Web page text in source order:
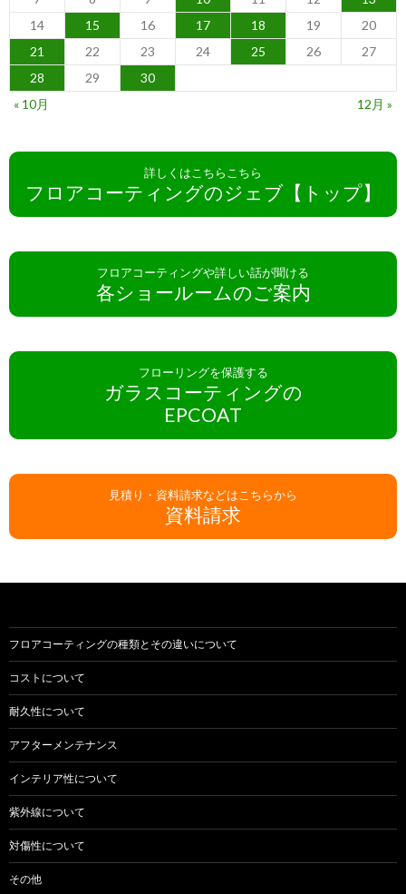
14
15 16 17 18 19
20
21
22 23 24 25 26
27
28
29
30
« 10月
12月 »
詳しくはこちらこちら
フロアコーティングのジェブ【トップ】
フロアコーティングや詳しい話が聞ける
各ショールームのご案内
フローリングを保護する
ガラスコーティングの
EPCOAT
見積り・資料請求などはこちらから
資料請求
フロアコーティングの種類とその違いについて
コストについて
耐久性について
アフターメンテナンス
インテリア性について
紫外線について
対傷性について
その他